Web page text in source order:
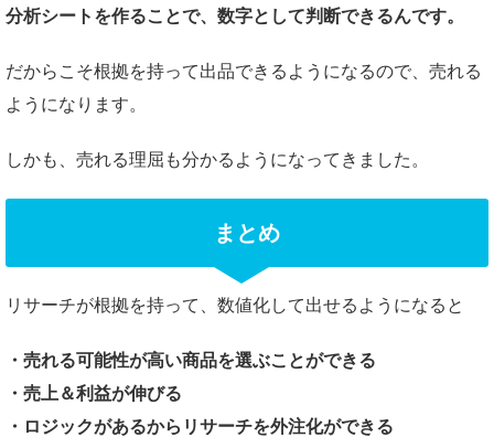
分析シートを作ることで、数字として判断できるんです。
だからこそ根拠を持って出品できるようになるので、売れる
ようになります。
しかも、売れる理屈も分かるようになってきました。
まとめ
リサーチが根拠を持って、数値化して出せるようになると
・売れる可能性が高い商品を選ぶことができる
・売上＆利益が伸びる
・ロジックがあるからリサーチを外注化ができる